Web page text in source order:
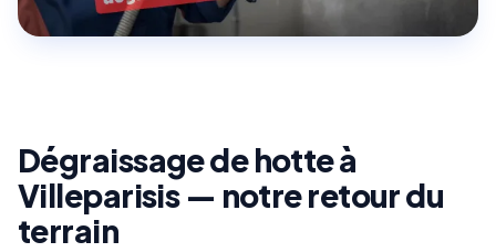
Dégraissage de hotte à
Villeparisis — notre retour du
terrain